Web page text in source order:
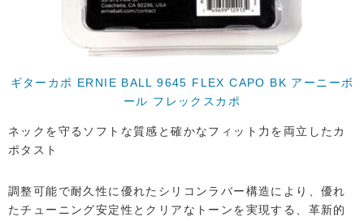
ギターカポ ERNIE BALL 9645 FLEX CAPO BK アーニーボ
ール フレックスカポ
ネックを守るソフトな質感と確かなフィット力を両立したカ
ポタスト
調整可能で耐久性に優れたシリコンラバー構造により、優れ
たチューニング安定性とクリアなトーンを実現する、革新的